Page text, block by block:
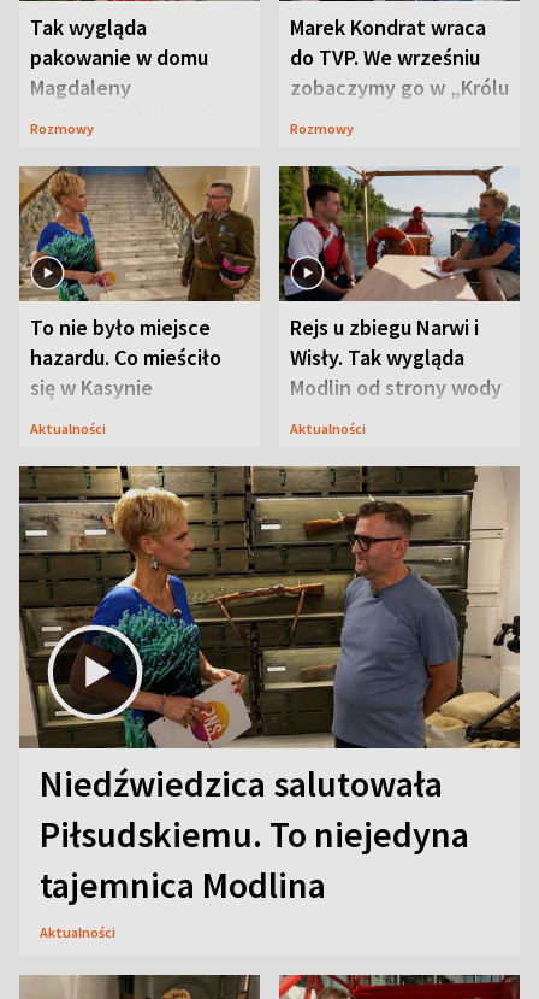
Tak wygląda
pakowanie w domu
Magdaleny
Waligórskiej-Lisieckiej.
Rozmowy
Marek Kondrat wraca
do TVP. We wrześniu
zobaczymy go w „Królu
Maciusiu I”
Rozmowy
To nie było miejsce
hazardu. Co mieściło
się w Kasynie
Oficerskim?
Aktualności
Rejs u zbiegu Narwi i
Wisły. Tak wygląda
Modlin od strony wody
Aktualności
Niedźwiedzica salutowała
Piłsudskiemu. To niejedyna
tajemnica Modlina
Aktualności